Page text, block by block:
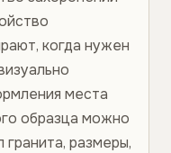
когда нужен
места
образца можно
размеры,